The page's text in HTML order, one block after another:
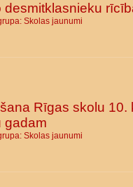
desmitklasnieku
Skolas jaunumi
Rīgas skolu 10.
gadam
Skolas jaunumi